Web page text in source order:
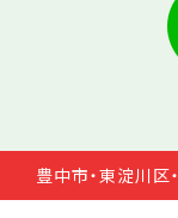
豊中市・東淀川区